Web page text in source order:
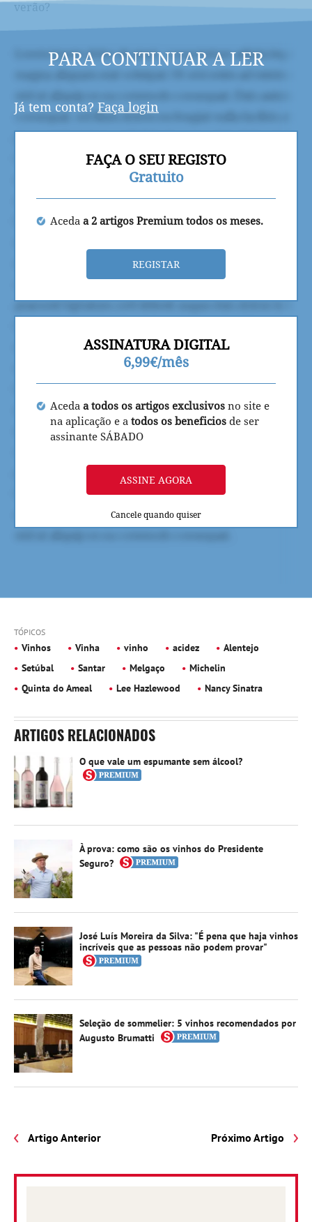
verão?
PARA CONTINUAR A LER
Já tem conta? Faça login
FAÇA O SEU REGISTO
Gratuito
Aceda a 2 artigos Premium todos os meses.
REGISTAR
ASSINATURA DIGITAL
6,99€/mês
Aceda a todos os artigos exclusivos no site e
na aplicação e a todos os beneficios de ser
assinante SÁBADO
ASSINE AGORA
Cancele quando quiser
TÓPICOS
Vinhos Vinha vinho acidez
Alentejo
Setúbal
Santar Melgaço
Michelin
Quinta do Ameal
Lee Hazlewood Nancy Sinatra
ARTIGOS RELACIONADOS
O que vale um espumante sem álcool?
À prova: como são os vinhos do Presidente
Seguro?
José Luís Moreira da Silva: "É pena que haja vinhos
incríveis que as pessoas não podem provar"
Seleção de sommelier: 5 vinhos recomendados por
Augusto Brumatti
Artigo Anterior Próximo Artigo